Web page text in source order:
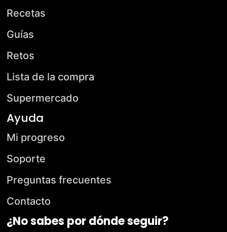
Recetas
Guías
Retos
Lista de la compra
Supermercado
Ayuda
Mi progreso
Soporte
Preguntas frecuentes
Contacto
¿No sabes por dónde seguir?